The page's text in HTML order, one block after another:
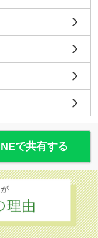
で共有する